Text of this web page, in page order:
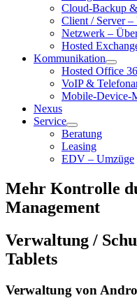
Cloud-Backup
Client / Server
Netzwerk –
Hosted
Kommunikation
Hosted Office
VoIP &
Mobile-Device-
Nexus
Service
Beratung
Leasing
EDV – Umzüge
Mehr Kontrolle
Management
Verwaltung /
Tablets
Verwaltung von